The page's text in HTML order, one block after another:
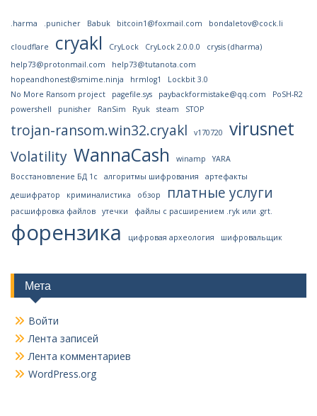
.harma .punicher Babuk bitcoin1@foxmail.com bondaletov@cock.li
cloudflare cryakl CryLock CryLock 2.0.0.0
crysis (dharma)
help73@protonmail.com
help73@tutanota.com
hopeandhonest@smime.ninja
hrmlog1
Lockbit 3.0
No More Ransom project
pagefile.sys paybackformistake@qq.com
PoSH-R2
powershell
punisher RanSim Ryuk steam STOP
trojan-ransom.win32.cryakl v170720 virusnet
Volatility WannaCash winamp
YARA
Восстановление БД 1с
алгоритмы шифрования
артефакты
дешифратор
криминалистика обзор платные услуги
расшифровка файлов утечки файлы с расширением .ryk или .grt.
форензика цифровая археология шифровальщик
Мета
Войти
Лента записей
Лента комментариев
WordPress.org